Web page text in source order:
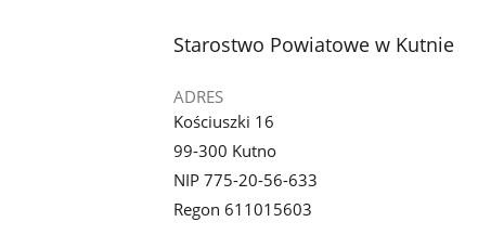
galerii.
galerii.
stopka
Starostwo Powiatowe w Kutnie
ADRES
Kościuszki 16
99-300 Kutno
NIP 775-20-56-633
Regon 611015603